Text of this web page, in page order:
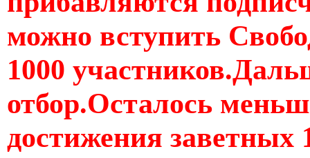
можно вступить
1000
отбор.Осталось
достижения заветных